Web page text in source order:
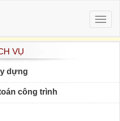
VỤ
dựng
công trình